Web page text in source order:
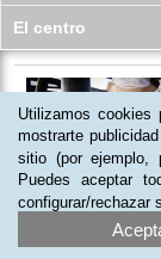
El centro
Utilizamos
mostrarte
sitio (por ejemplo,
Puedes aceptar
configurar/rechazar